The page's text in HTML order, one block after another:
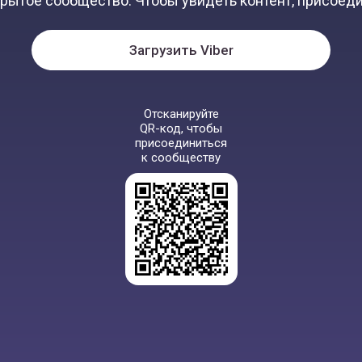
Загрузить Viber
Отсканируйте
QR-код, чтобы
присоединиться
к сообществу